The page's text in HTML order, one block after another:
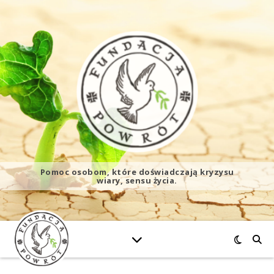
Pomoc osobom, które doświadczają kryzysu
wiary, sensu życia.